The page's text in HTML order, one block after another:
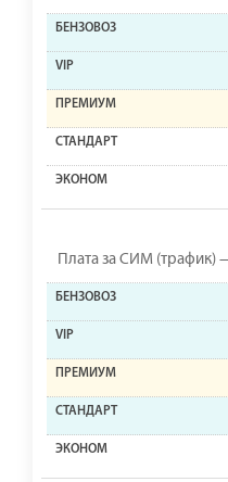
Плата за СИМ (трафик)